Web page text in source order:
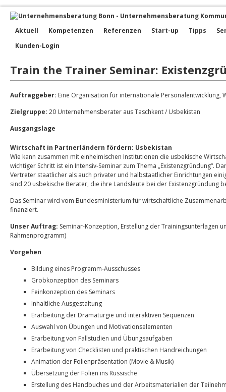
Aktuell Kompetenzen Referenzen Start-up Tipps
Kunden-Login
Train the Trainer Seminar:
Auftraggeber: Eine Organisation für internationale Personalentwicklung,
Zielgruppe: 20 Unternehmensberater aus Taschkent / Usbekistan
Ausgangslage
Wirtschaft in Partnerländern fördern: Usbekistan
Wie kann zusammen mit einheimischen Institutionen die usbekische
wichtiger Schritt ist ein Intensiv-Seminar zum Thema „Existenzgründung“.
Vertreter staatlicher als auch privater und halbstaatlicher Einrichtungen
sind 20 usbekische Berater, die ihre Landsleute bei der Existenzgründung
Das Seminar wird vom Bundesministerium für wirtschaftliche
finanziert.
Unser Auftrag: Seminar-Konzeption, Erstellung der Trainingsunterlagen
Rahmenprogramm)
Vorgehen
Bildung eines Programm-Ausschusses
Grobkonzeption des Seminars
Feinkonzeption des Seminars
Inhaltliche Ausgestaltung
Erarbeitung der Dramaturgie und interaktiven Sequenzen
Auswahl von Übungen und Motivationselementen
Erarbeitung von Fallstudien und Übungsaufgaben
Erarbeitung von Checklisten und praktischen Handreichungen
Animation der Folienpräsentation (Movie & Musik)
Übersetzung der Folien ins Russische
Erstellung des Handbuches und der Arbeitsmaterialien der